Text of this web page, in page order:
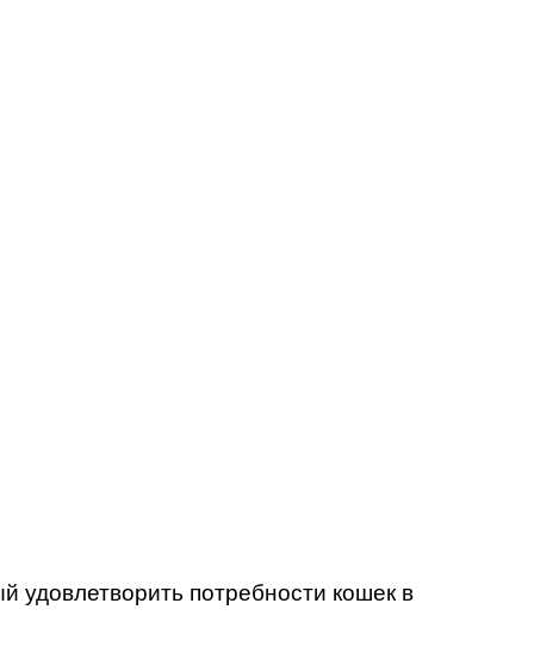
удовлетворить потребности кошек в